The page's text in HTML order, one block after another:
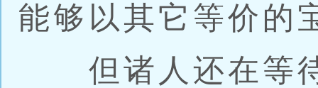
能够以其它等价的
但诸人还在等待